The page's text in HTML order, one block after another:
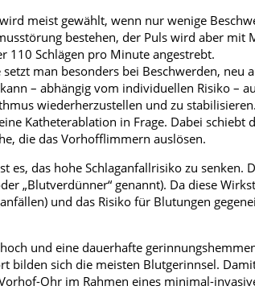
meist gewählt, wenn nur wenige
bestehen, der Puls wird aber
110 Schlägen pro Minute angestrebt.
man besonders bei Beschwerden,
– abhängig vom individuellen Risiko –
wiederherzustellen und zu
Katheterablation in Frage. Dabei
die das Vorhofflimmern auslösen.
es, das hohe Schlaganfallrisiko zu
„Blutverdünner“ genannt). Da diese
und das Risiko für Blutungen
und eine dauerhafte
bilden sich die meisten Blutgerinnsel.
Ohr im Rahmen eines minimal-